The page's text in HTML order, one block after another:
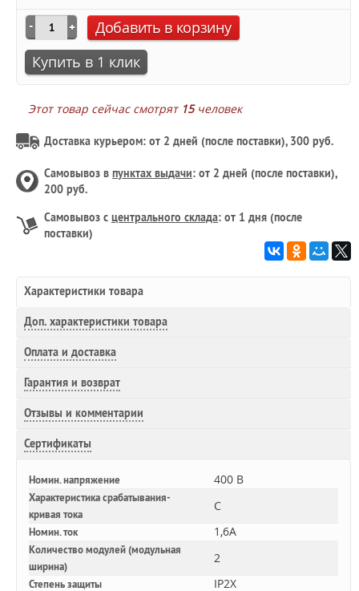
Добавить в корзину
Купить в 1 клик
Этот товар сейчас смотрят 15человек
Доставка курьером: от 2 дней (после поставки), 300 руб.
Самовывоз в пунктах выдачи: от 2 дней (после поставки),
200 руб.
Самовывоз с центрального склада: от 1 дня (после
поставки)
Характеристики товара
Доп. характеристики товара
Оплата и доставка
Гарантия и возврат
Отзывы и комментарии
Сертификаты
Номин. напряжение 400 В
Характеристика срабатывания-
кривая тока
C
Номин. ток 1,6A
Количество модулей (модульная
ширина)
2
Степень защиты IP2X